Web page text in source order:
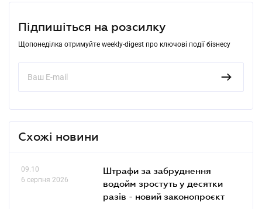
Підпишіться на розсилку
Щопонеділка отримуйте weekly-digest про ключові події бізнесу
Схожі новини
09.10
6 серпня 2026
Штрафи за забруднення
водойм зростуть у десятки
разів - новий законопроєкт